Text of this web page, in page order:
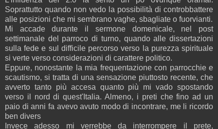
Soprattutto quando non vedo la possibilità di controbbattere
alle posizioni che mi sembrano vaghe, sbagliate o fuorvianti.
Mi accade durante il sermone domenicale, nel post
settimanale del parroco di turno, quando alle dissertazioni
sulla fede e sul difficile percorso verso la purezza spirituale
si verte verso considerazioni di carattere politico.
Eppure, nonostante la mia frequentazione con parrocchie e
scautismo, si tratta di una sensazione piuttosto recente, che
avverto tanto più accesa quanto più mi vado spostando
verso il nord di quest'Italia. Almeno, i preti che fino ad un
paio di anni fa avevo avuto modo di incontrare, me li ricordo
ben divers
Invece adesso mi verrebbe da interrompere il prete,